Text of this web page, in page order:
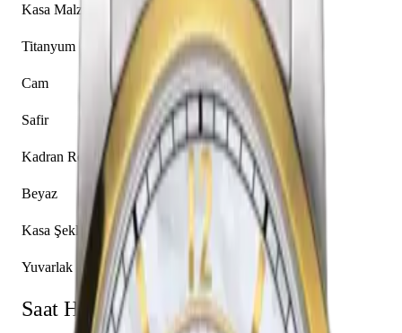
Kasa Malzemesi
Titanyum
Cam
Safir
Kadran Rengi
Beyaz
Kasa Şekli
Yuvarlak
Saat Hakkında